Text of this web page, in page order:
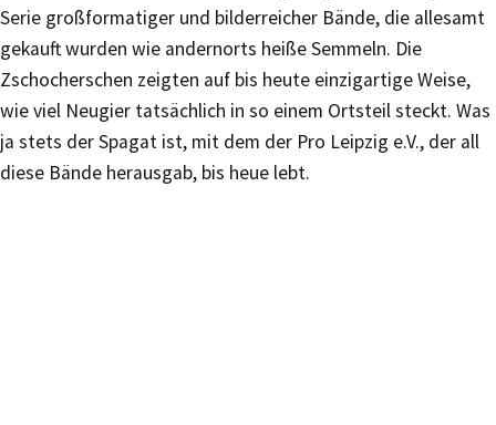
Serie großformatiger und bilderreicher Bände, die allesamt
gekauft wurden wie andernorts heiße Semmeln. Die
Zschocherschen zeigten auf bis heute einzigartige Weise,
wie viel Neugier tatsächlich in so einem Ortsteil steckt. Was
ja stets der Spagat ist, mit dem der Pro Leipzig e.V., der all
diese Bände herausgab, bis heue lebt.